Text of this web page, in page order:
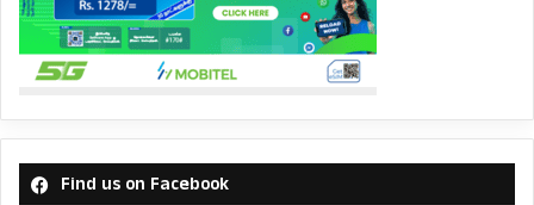
Find us on Facebook